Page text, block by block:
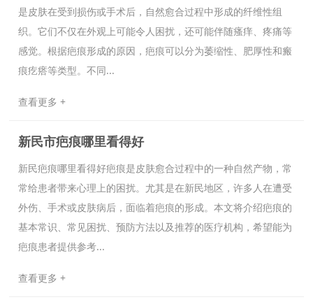
是皮肤在受到损伤或手术后，自然愈合过程中形成的纤维性组
织。它们不仅在外观上可能令人困扰，还可能伴随瘙痒、疼痛等
感觉。根据疤痕形成的原因，疤痕可以分为萎缩性、肥厚性和瘢
痕疙瘩等类型。不同...
查看更多 +
新民市疤痕哪里看得好
新民疤痕哪里看得好疤痕是皮肤愈合过程中的一种自然产物，常
常给患者带来心理上的困扰。尤其是在新民地区，许多人在遭受
外伤、手术或皮肤病后，面临着疤痕的形成。本文将介绍疤痕的
基本常识、常见困扰、预防方法以及推荐的医疗机构，希望能为
疤痕患者提供参考...
查看更多 +